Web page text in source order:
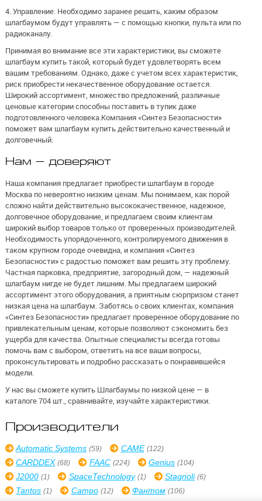
4. Управление. Необходимо заранее решить, каким образом
шлагбаумом будут управлять — с помощью кнопки, пульта или по
радиоканалу.
Принимая во внимание все эти характеристики, вы сможете
шлагбаум купить такой, который будет удовлетворять всем
вашим требованиям. Однако, даже с учетом всех характеристик,
риск приобрести некачественное оборудование остается.
Широкий ассортимент, множество предложений, различные
ценовые категории способны поставить в тупик даже
подготовленного человека.Компания «Синтез Безопасности»
поможет вам шлагбаум купить действительно качественный и
долговечный.
Нам — доверяют
Наша компания предлагает приобрести шлагбаум в городе
Москва по невероятно низким ценам. Мы понимаем, как порой
сложно найти действительно высококачественное, надежное,
долговечное оборудование, и предлагаем своим клиентам
широкий выбор товаров только от проверенных производителей.
Необходимость упорядоченного, контролируемого движения в
таком крупном городе очевидна, и компания «Синтез
Безопасности» с радостью поможет вам решить эту проблему.
Частная парковка, предприятие, загородный дом, — надежный
шлагбаум нигде не будет лишним. Мы предлагаем широкий
ассортимент этого оборудования, а приятным сюрпризом станет
низкая цена на шлагбаум. Заботясь о своих клиентах, компания
«Синтез Безопасности» предлагает проверенное оборудование по
привлекательным ценам, которые позволяют сэкономить без
ущерба для качества. Опытные специалисты всегда готовы
помочь вам с выбором, ответить на все ваши вопросы,
проконсультировать и подробно рассказать о понравившейся
модели.
У нас вы сможете купить Шлагбаумы по низкой цене — в
каталоге 704 шт., сравнивайте, изучайте характеристики.
Производители
Automatic Systems (59) CAME (122)
CARDDEX (68) FAAC (224) Genius (104)
J2000 (1) SpaceTechnology (1) Stagnoli (6)
Tantos (1) Сатро (12) Фантом (106)